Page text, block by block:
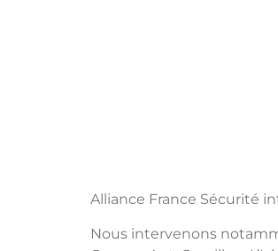
Alliance France Sécurité
Nous intervenons